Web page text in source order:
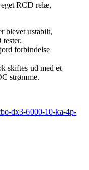
eget RCD relæ,
blevet ustabilt,
forbindelse
skiftes ud med et
strømme.
dx3-6000-10-ka-4p-